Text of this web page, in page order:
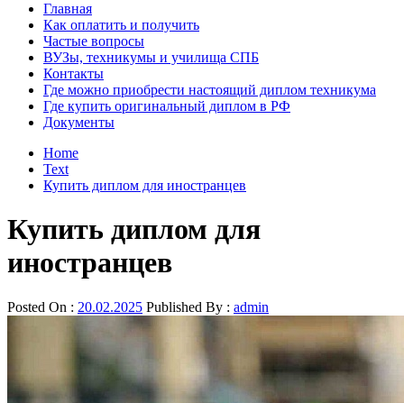
Главная
Как оплатить и получить
Частые вопросы
ВУЗы, техникумы и училища СПБ
Контакты
Где можно приобрести настоящий диплом техникума
Где купить оригинальный диплом в РФ
Документы
Home
Text
Купить диплом для иностранцев
Купить диплом для
иностранцев
Posted On : 20.02.2025 Published By : admin